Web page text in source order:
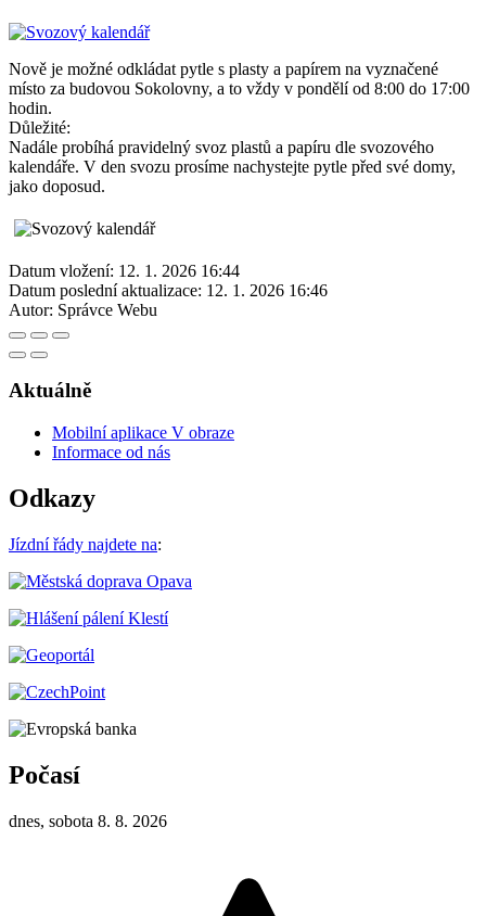
Nově je možné odkládat pytle s plasty a papírem na vyznačené
místo za budovou Sokolovny, a to vždy v pondělí od 8:00 do 17:00
hodin.
Důležité:
Nadále probíhá pravidelný svoz plastů a papíru dle svozového
kalendáře. V den svozu prosíme nachystejte pytle před své domy,
jako doposud.
Datum vložení: 12. 1. 2026 16:44
Datum poslední aktualizace: 12. 1. 2026 16:46
Autor: Správce Webu
Aktuálně
Mobilní aplikace V obraze
Informace od nás
Odkazy
Jízdní řády najdete na:
Počasí
dnes, sobota 8. 8. 2026